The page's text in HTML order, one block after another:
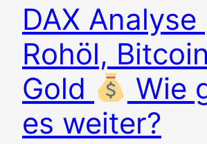
DAX Analyse
Rohöl,
Gold
Wie
es weiter?